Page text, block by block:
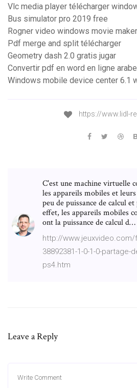
Vlc media player télécharger
Bus simulator pro 2019 free
Rogner video windows movie maker
Pdf merge and split télécharger
Geometry dash 2.0 gratis jugar
Convertir pdf en word en ligne arabe
Windows mobile device center 6.1
https://www.lidl-
C'est une machine virtuelle
les appareils mobiles et
peu de puissance de calcul
effet, les appareils mobiles
ont la puissance de calcul d…
http://www.jeuxvideo.com/
38892381-1-0-1-0-partage-
ps4.htm
Leave a Reply